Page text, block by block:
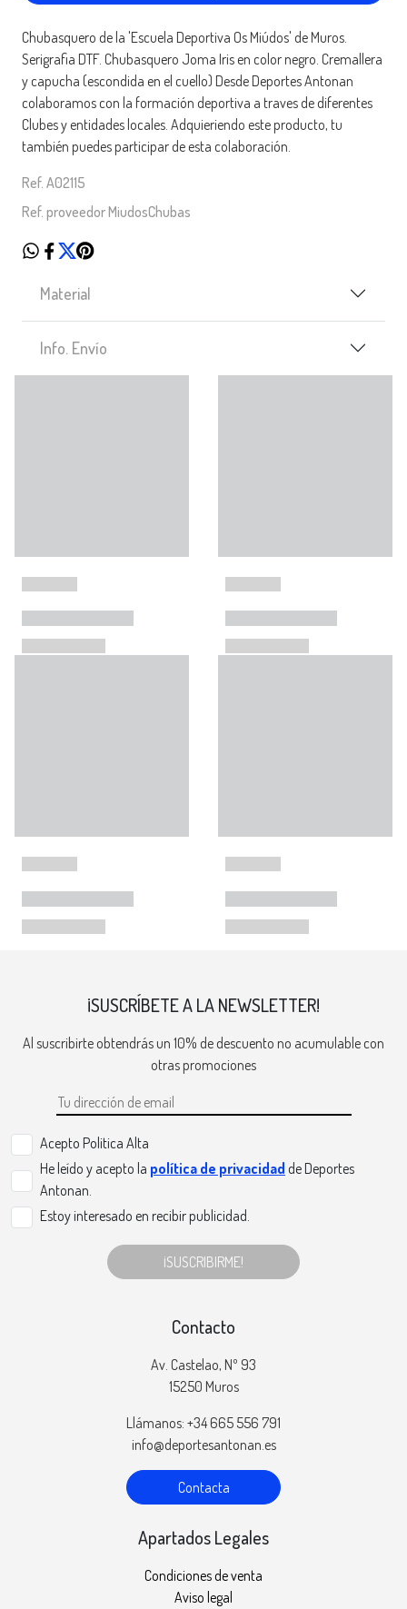
Chubasquero de la 'Escuela Deportiva Os Miúdos' de Muros.
Serigrafia DTF. Chubasquero Joma Iris en color negro. Cremallera
y capucha (escondida en el cuello) Desde Deportes Antonan
colaboramos con la formación deportiva a traves de diferentes
Clubes y entidades locales. Adquieriendo este producto, tu
también puedes participar de esta colaboración.
Ref. A02115
Ref. proveedor MiudosChubas
Material
Info. Envío
¡SUSCRÍBETE A LA NEWSLETTER!
Al suscribirte obtendrás un 10% de descuento no acumulable con
otras promociones
Acepto Politica Alta
He leído y acepto la política de privacidad de Deportes
Antonan.
Estoy interesado en recibir publicidad.
¡SUSCRIBIRME!
Contacto
Av. Castelao, Nº 93
15250 Muros
Llámanos: +34 665 556 791
info@deportesantonan.es
Contacta
Apartados Legales
Condiciones de venta
Aviso legal